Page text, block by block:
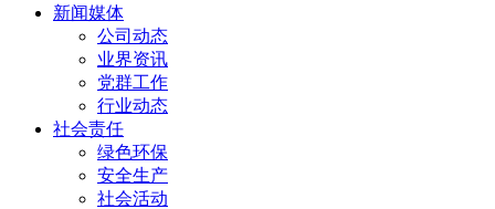
新闻媒体
公司动态
业界资讯
党群工作
行业动态
社会责任
绿色环保
安全生产
社会活动